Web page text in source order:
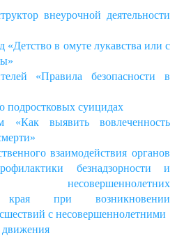
внеурочной деятельности
«Детство в омуте лукавства или с
«Правила безопасности в
подростковых суицидах
«Как выявить вовлеченность
взаимодействия органов
безнадзорности и
несовершеннолетних
края при возникновении
с несовершеннолетними